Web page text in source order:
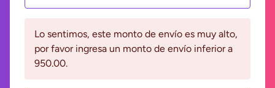
Lo sentimos, este monto de envío es muy alto,
por favor ingresa un monto de envío inferior a
950.00.